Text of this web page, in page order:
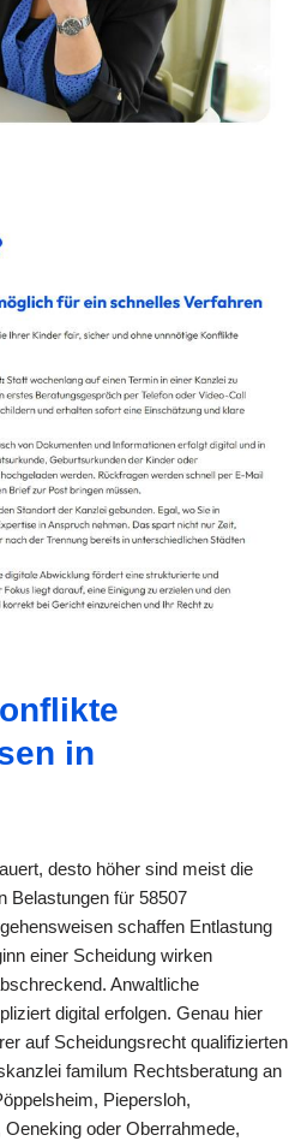
in
desto höher sind meist die
Belastungen für 58507
schaffen Entlastung
einer Scheidung wirken
Anwaltliche
digital erfolgen. Genau hier
auf Scheidungsrecht qualifizierten
familum Rechtsberatung an
Piepersloh,
oder Oberrahmede,